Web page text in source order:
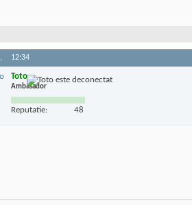
12:34
Toto
Ambasador
Reputatie: 48